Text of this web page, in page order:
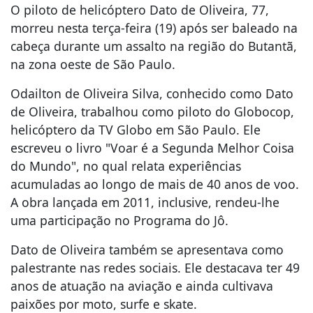
O piloto de helicóptero Dato de Oliveira, 77,
morreu nesta terça-feira (19) após ser baleado na
cabeça durante um assalto na região do Butantã,
na zona oeste de São Paulo.
Odailton de Oliveira Silva, conhecido como Dato
de Oliveira, trabalhou como piloto do Globocop,
helicóptero da TV Globo em São Paulo. Ele
escreveu o livro "Voar é a Segunda Melhor Coisa
do Mundo", no qual relata experiências
acumuladas ao longo de mais de 40 anos de voo.
A obra lançada em 2011, inclusive, rendeu-lhe
uma participação no Programa do Jô.
Dato de Oliveira também se apresentava como
palestrante nas redes sociais. Ele destacava ter 49
anos de atuação na aviação e ainda cultivava
paixões por moto, surfe e skate.